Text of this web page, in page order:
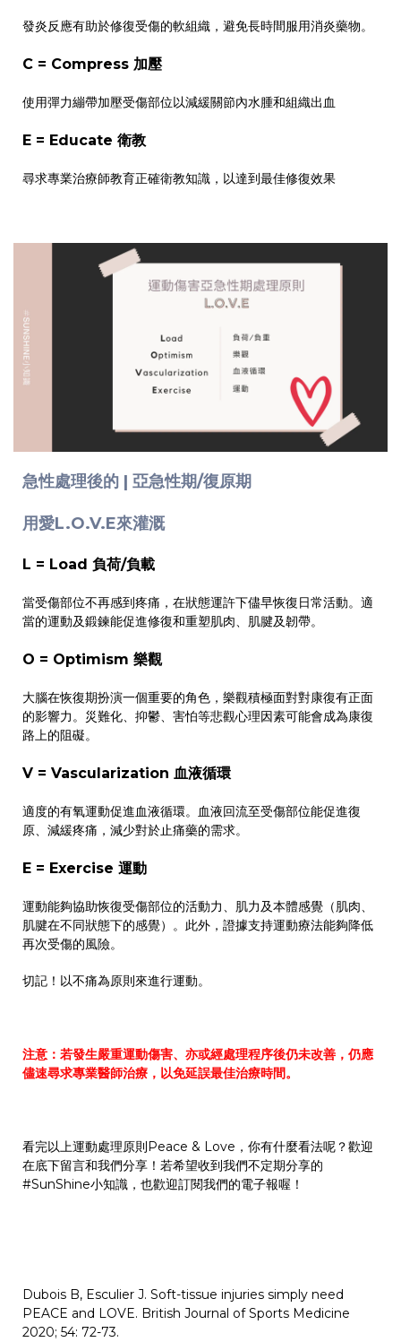
發炎反應有助於修復受傷的軟組織，避免長時間服用消炎藥物。
C = Compress 加壓
使用彈力繃帶加壓受傷部位以減緩關節內水腫和組織出血
E = Educate 衛教
尋求專業治療師教育正確衛教知識，以達到最佳修復效果
急性處理後的 | 亞急性期/復原期
用愛L.O.V.E來灌溉
L = Load 負荷/負載
當受傷部位不再感到疼痛，在狀態運許下儘早恢復日常活動。適
當的運動及鍛鍊能促進修復和重塑肌肉、肌腱及韌帶。
O = Optimism 樂觀
大腦在恢復期扮演一個重要的角色，樂觀積極面對對康復有正面
的影響力。災難化、抑鬱、害怕等悲觀心理因素可能會成為康復
路上的阻礙。
V = Vascularization 血液循環
適度的有氧運動促進血液循環。血液回流至受傷部位能促進復
原、減緩疼痛，減少對於止痛藥的需求。
E = Exercise 運動
運動能夠協助恢復受傷部位的活動力、肌力及本體感覺（肌肉、
肌腱在不同狀態下的感覺）。此外，證據支持運動療法能夠降低
再次受傷的風險。
切記！以不痛為原則來進行運動。
注意：若發生嚴重運動傷害、亦或經處理程序後仍未改善，仍應
儘速尋求專業醫師治療，以免延誤最佳治療時間。
看完以上運動處理原則Peace & Love，你有什麼看法呢？歡迎
在底下留言和我們分享！若希望收到我們不定期分享的
#SunShine小知識，也歡迎訂閱我們的電子報喔！
Dubois B, Esculier J. Soft-tissue injuries simply need
PEACE and LOVE. British Journal of Sports Medicine
2020; 54: 72-73.